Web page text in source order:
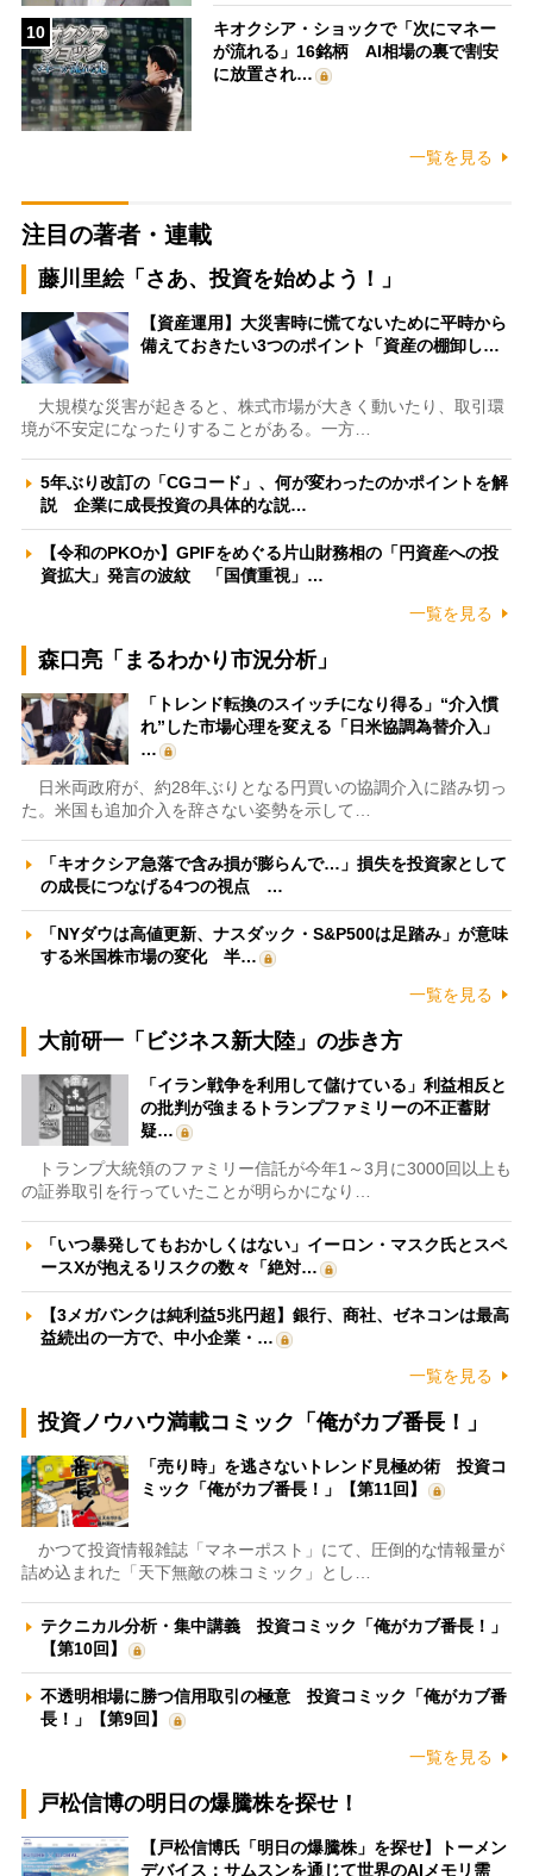
10
キオクシア・ショックで「次にマネー
が流れる」16銘柄 AI相場の裏で割安
に放置され…
一覧を見る
注目の著者・連載
藤川里絵「さあ、投資を始めよう！」
【資産運用】大災害時に慌てないために平時から
備えておきたい3つのポイント「資産の棚卸し…
大規模な災害が起きると、株式市場が大きく動いたり、取引環
境が不安定になったりすることがある。一方…
5年ぶり改訂の「CGコード」、何が変わったのかポイントを解
説 企業に成長投資の具体的な説…
【令和のPKOか】GPIFをめぐる片山財務相の「円資産への投
資拡大」発言の波紋 「国債重視」…
一覧を見る
森口亮「まるわかり市況分析」
「トレンド転換のスイッチになり得る」“介入慣
れ”した市場心理を変える「日米協調為替介入」
…
日米両政府が、約28年ぶりとなる円買いの協調介入に踏み切っ
た。米国も追加介入を辞さない姿勢を示して…
「キオクシア急落で含み損が膨らんで…」損失を投資家として
の成長につなげる4つの視点 …
「NYダウは高値更新、ナスダック・S&P500は足踏み」が意味
する米国株市場の変化 半…
一覧を見る
大前研一「ビジネス新大陸」の歩き方
「イラン戦争を利用して儲けている」利益相反と
の批判が強まるトランプファミリーの不正蓄財
疑…
トランプ大統領のファミリー信託が今年1～3月に3000回以上も
の証券取引を行っていたことが明らかになり…
「いつ暴発してもおかしくはない」イーロン・マスク氏とスペ
ースXが抱えるリスクの数々「絶対…
【3メガバンクは純利益5兆円超】銀行、商社、ゼネコンは最高
益続出の一方で、中小企業・…
一覧を見る
投資ノウハウ満載コミック「俺がカブ番長！」
「売り時」を逃さないトレンド見極め術 投資コ
ミック「俺がカブ番長！」【第11回】
かつて投資情報雑誌「マネーポスト」にて、圧倒的な情報量が
詰め込まれた「天下無敵の株コミック」とし…
テクニカル分析・集中講義 投資コミック「俺がカブ番長！」
【第10回】
不透明相場に勝つ信用取引の極意 投資コミック「俺がカブ番
長！」【第9回】
一覧を見る
戸松信博の明日の爆騰株を探せ！
【戸松信博氏「明日の爆騰株」を探せ】トーメン
デバイス：サムスンを通じて世界のAIメモリ需